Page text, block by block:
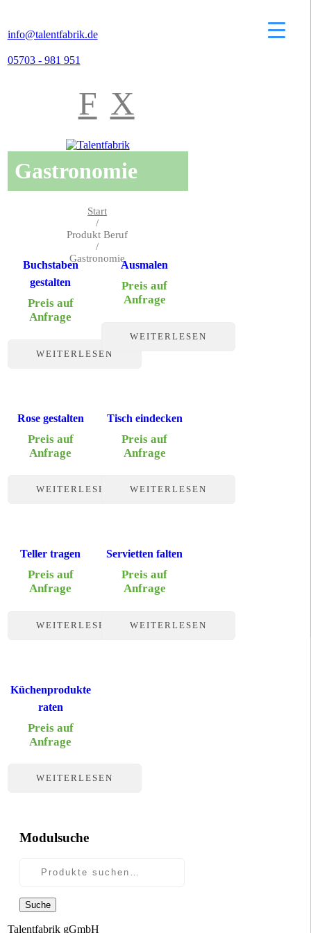
info@talentfabrik.de
05703 - 981 951
F X
Gastronomie
Start
/
Produkt Beruf
/
Gastronomie
Buchstaben
gestalten
Preis auf
Anfrage
WEITERLESEN
Ausmalen
Preis auf
Anfrage
WEITERLESEN
Rose gestalten
Preis auf
Anfrage
WEITERLESEN
Tisch eindecken
Preis auf
Anfrage
WEITERLESEN
Teller tragen
Preis auf
Anfrage
WEITERLESEN
Servietten falten
Preis auf
Anfrage
WEITERLESEN
Küchenprodukte
raten
Preis auf
Anfrage
WEITERLESEN
Modulsuche
Suche
Talentfabrik gGmbH